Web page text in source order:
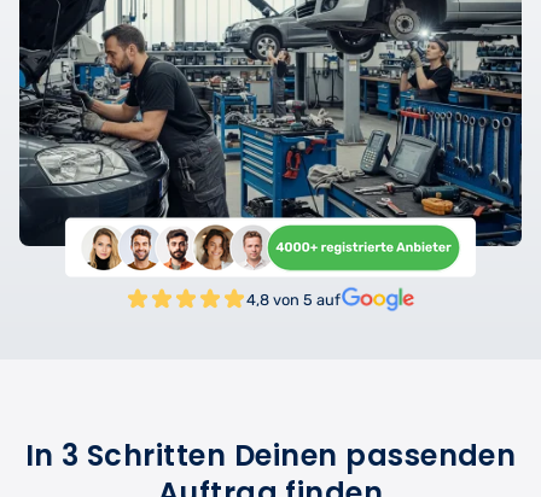
4,8 von 5 auf
In 3 Schritten Deinen passenden